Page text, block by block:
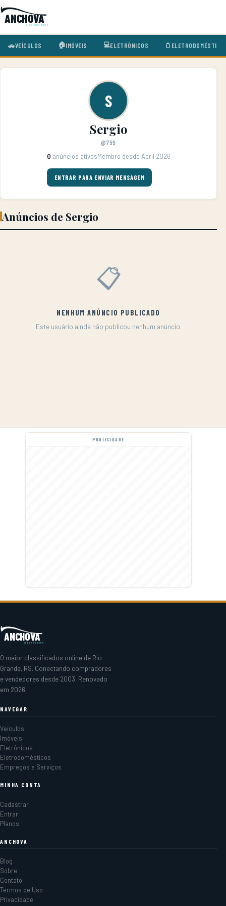
ANCHOVA
classificados
🚗VEÍCULOS 🏠IMÓVEIS 💻ELETRÔNICOS 🫙
S
Sergio
@755
0 anúncios ativosMembro desde April 2026
ENTRAR PARA ENVIAR MENSAGEM
Anúncios de Sergio
📋
NENHUM ANÚNCIO PUBLICADO
Este usuário ainda não publicou nenhum anúncio.
PUBLICIDADE
ANCHOVA
classificados
O maior classificados online de Rio
Grande, RS. Conectando compradores
e vendedores desde 2003. Renovado
em 2026.
NAVEGAR
Veículos
Imóveis
Eletrônicos
Eletrodomésticos
Empregos e Serviços
MINHA CONTA
Cadastrar
Entrar
Planos
ANCHOVA
Blog
Sobre
Contato
Termos de Uso
Privacidade